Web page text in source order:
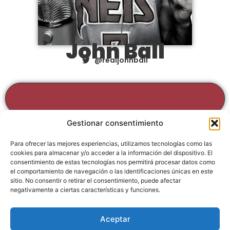
Gestionar consentimiento
Para ofrecer las mejores experiencias, utilizamos tecnologías como las
cookies para almacenar y/o acceder a la información del dispositivo. El
consentimiento de estas tecnologías nos permitirá procesar datos como
el comportamiento de navegación o las identificaciones únicas en este
sitio. No consentir o retirar el consentimiento, puede afectar
negativamente a ciertas características y funciones.
Aceptar
John Ball
@realjohnball
Enlaces de interés
Política De Privacidad